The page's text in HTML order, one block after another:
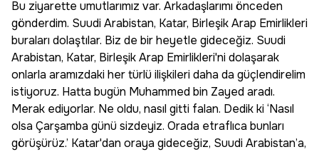
Bu ziyarette umutlarımız var. Arkadaşlarımı önceden
gönderdim. Suudi Arabistan, Katar, Birleşik Arap Emirlikleri
buraları dolaştılar. Biz de bir heyetle gideceğiz. Suudi
Arabistan, Katar, Birleşik Arap Emirlikleri'ni dolaşarak
onlarla aramızdaki her türlü ilişkileri daha da güçlendirelim
istiyoruz. Hatta bugün Muhammed bin Zayed aradı.
Merak ediyorlar. Ne oldu, nasıl gitti falan. Dedik ki ‘Nasıl
olsa Çarşamba günü sizdeyiz. Orada etraflıca bunları
görüşürüz.’ Katar'dan oraya gideceğiz, Suudi Arabistan’a,